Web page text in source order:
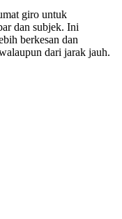
giro untuk
dan subjek. Ini
berkesan dan
dari jarak jauh.